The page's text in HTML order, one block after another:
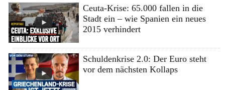
Ceuta-Krise: 65.000 fallen in die
Stadt ein – wie Spanien ein neues
2015 verhindert
Schuldenkrise 2.0: Der Euro steht
vor dem nächsten Kollaps